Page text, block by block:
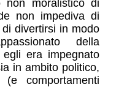
moralistico di
non impediva di
divertirsi in modo
della
era impegnato
in ambito politico,
comportamenti